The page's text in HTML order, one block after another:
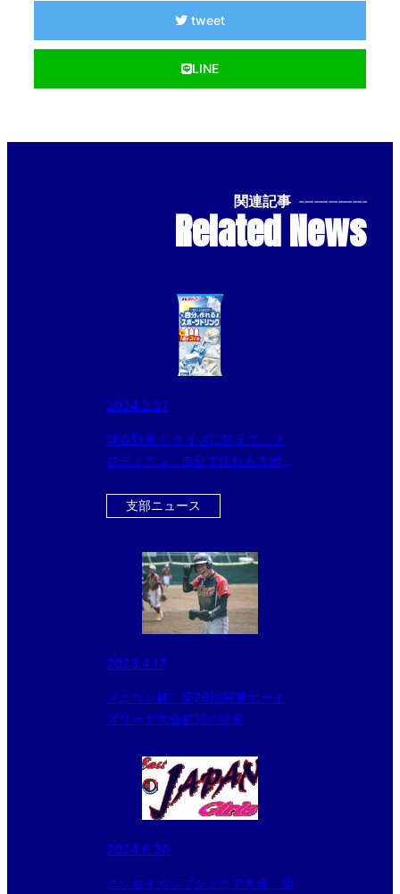
tweet
LINE
関連記事 --------------
Related News
2024.2.27
球春到来！ クイズに答えて「メ
ロディアン 自分で作れるスポー
支部ニュース
2023.4.17
メニコン杯 第26回関東ボーイ
ズリーグ大会初日の結果
2024.6.30
ニッセイカップジュニア大会 第